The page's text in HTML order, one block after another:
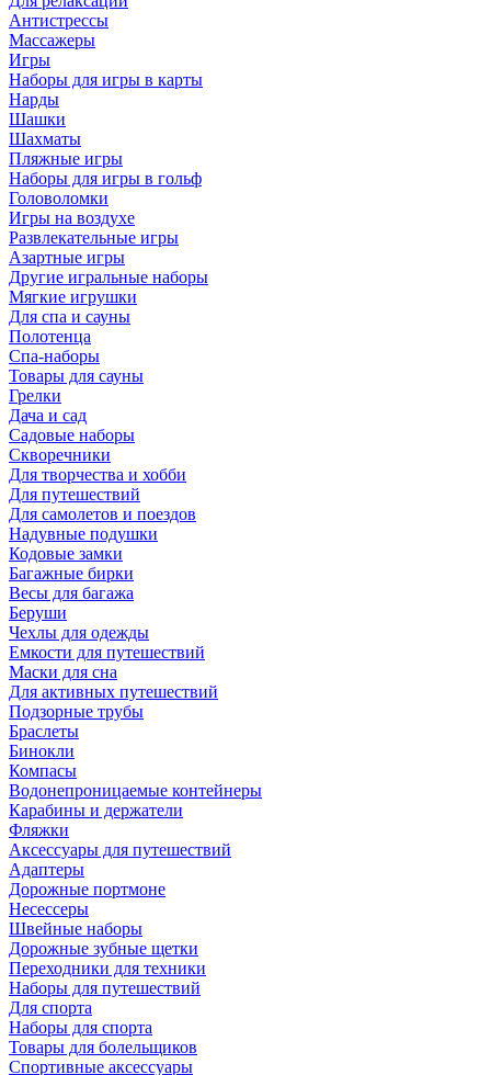
Антистрессы
Массажеры
Игры
Наборы для игры в карты
Нарды
Шашки
Шахматы
Пляжные игры
Наборы для игры в гольф
Головоломки
Игры на воздухе
Развлекательные игры
Азартные игры
Другие игральные наборы
Мягкие игрушки
Для спа и сауны
Полотенца
Спа-наборы
Товары для сауны
Грелки
Дача и сад
Садовые наборы
Скворечники
Для творчества и хобби
Для путешествий
Для самолетов и поездов
Надувные подушки
Кодовые замки
Багажные бирки
Весы для багажа
Беруши
Чехлы для одежды
Емкости для путешествий
Маски для сна
Для активных путешествий
Подзорные трубы
Браслеты
Бинокли
Компасы
Водонепроницаемые контейнеры
Карабины и держатели
Фляжки
Аксессуары для путешествий
Адаптеры
Дорожные портмоне
Несессеры
Швейные наборы
Дорожные зубные щетки
Переходники для техники
Наборы для путешествий
Для спорта
Наборы для спорта
Товары для болельщиков
Спортивные аксессуары